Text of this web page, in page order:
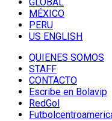
MÉXICO
PERU
US ENGLISH
QUIENES SOMOS
STAFF
CONTACTO
Escribe en Bolavip
RedGol